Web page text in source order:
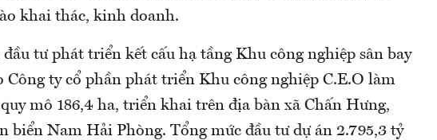
khai thác, kinh doanh.
tư phát triển kết cấu hạ tầng Khu công nghiệp sân bay
Công ty cổ phần phát triển Khu công nghiệp C.E.O làm
mô 186,4 ha, triển khai trên địa bàn xã Chấn Hưng,
biển Nam Hải Phòng. Tổng mức đầu tư dự án 2.795,3 tỷ